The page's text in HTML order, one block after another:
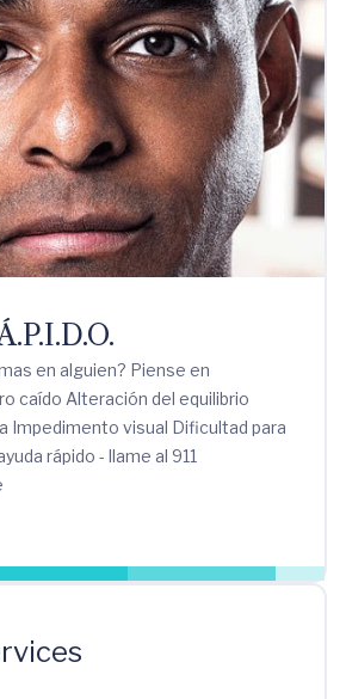
en alguien? Piense en
caído Alteración del equilibrio
Impedimento visual Dificultad para
rápido - llame al 911